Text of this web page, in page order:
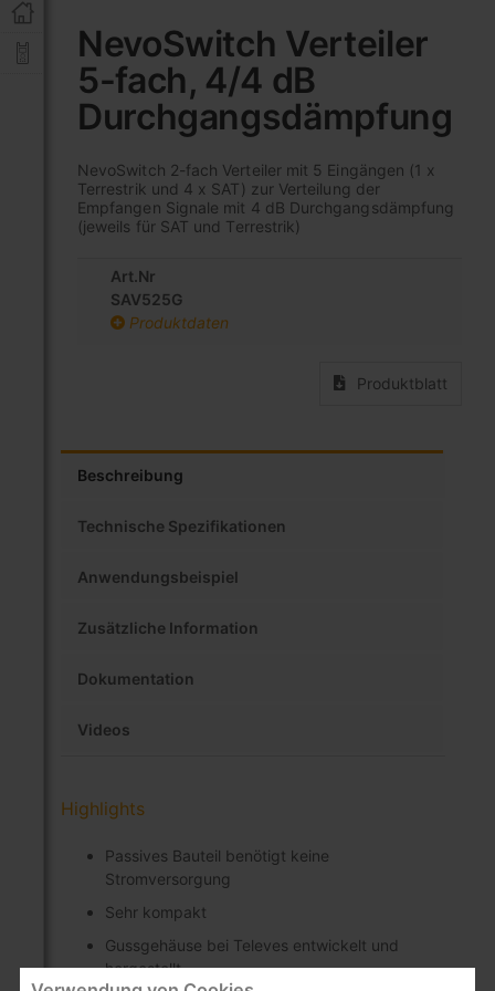
NevoSwitch Verteiler
5-fach, 4/4 dB
Durchgangsdämpfung
NevoSwitch 2-fach Verteiler mit 5 Eingängen (1 x
Terrestrik und 4 x SAT) zur Verteilung der
Empfangen Signale mit 4 dB Durchgangsdämpfung
(jeweils für SAT und Terrestrik)
Art.Nr
SAV525G
Produktdaten
Produktblatt
der
Bildgalerie
springen
Beschreibung
Technische Spezifikationen
Anwendungsbeispiel
Zusätzliche Information
Dokumentation
Videos
Highlights
Passives Bauteil benötigt keine
Stromversorgung
Sehr kompakt
Gussgehäuse bei Televes entwickelt und
hergestellt